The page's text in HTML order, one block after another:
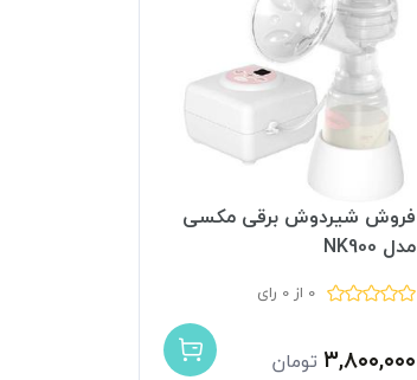
فروش شیردوش برقی مکسی
مدل NK900
0 از 0 رای
۳,۸۰۰,۰۰۰ تومان